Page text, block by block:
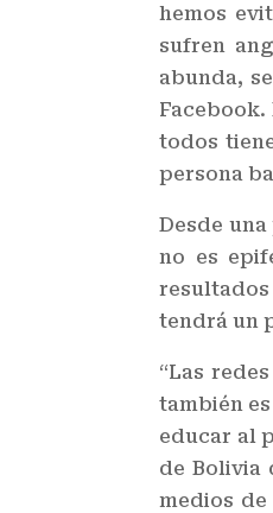
hemos
sufren
abunda,
todos
persona
Desde
no es
tendrá un
“Las
también
educar al
de Bolivia
medios